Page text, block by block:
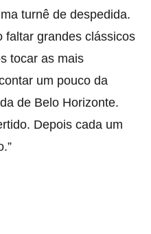
turnê de despedida.
faltar grandes clássicos
tocar as mais
um pouco da
de Belo Horizonte.
Depois cada um